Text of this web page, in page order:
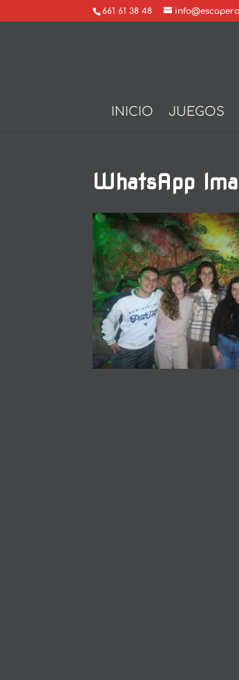
661 61 38 48
INICIO JUEGOS
WhatsApp